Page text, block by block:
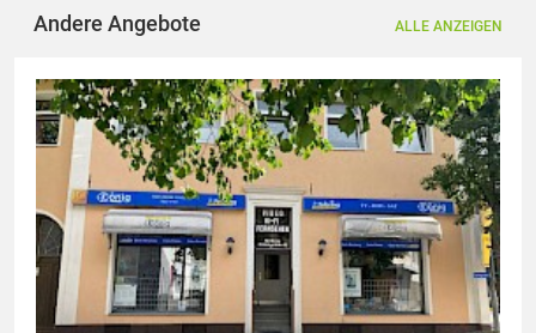
Andere Angebote ALLE ANZEIGEN